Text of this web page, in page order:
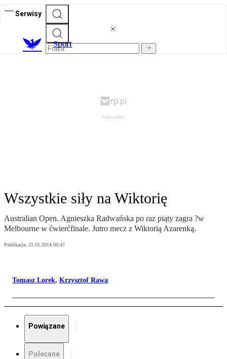
Serwisy
Sport
Wszystkie siły na Wiktorię
Australian Open. Agnieszka Radwańska po raz piąty zagra ?w
Melbourne w ćwierćfinale. Jutro mecz z Wiktorią Azarenką.
Publikacja: 21.01.2014 00:47
Tomasz Lorek, Krzysztof Rawa
Powiązane
Polecane